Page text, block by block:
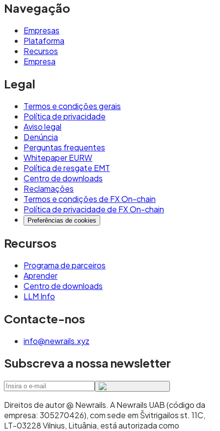
Navegação
Empresas
Plataforma
Recursos
Empresa
Legal
Termos e condições gerais
Política de privacidade
Aviso legal
Denúncia
Perguntas frequentes
Whitepaper EURW
Política de resgate EMT
Centro de downloads
Reclamações
Termos e condições de FX On-chain
Política de privacidade de FX On-chain
Preferências de cookies
Recursos
Programa de parceiros
Aprender
Centro de downloads
LLM Info
Contacte-nos
info@newrails.xyz
Subscreva a nossa newsletter
Direitos de autor @ Newrails. A Newrails UAB (código da
empresa: 305270426), com sede em Švitrigailos st. 11C,
LT-03228 Vilnius, Lituânia, está autorizada como